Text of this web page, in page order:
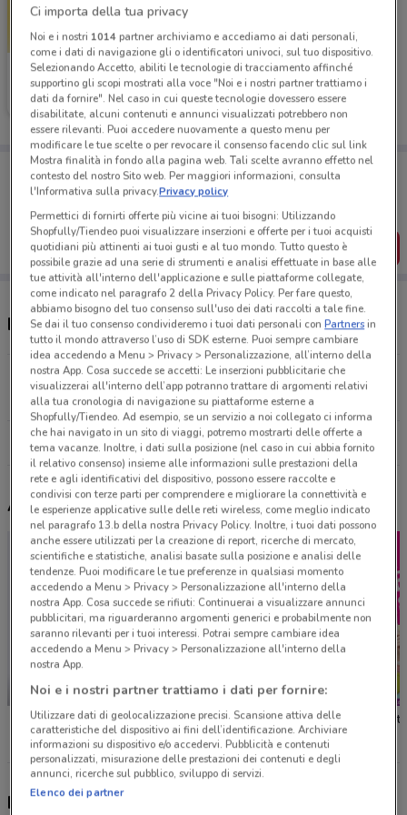
Re Sole
Scade il 19/05 17.8 km
Porta DoveConviene sempre con te!
Puoi trovare le migliori offerte dei negozi vicino a te,
salvarle e creare la tua lista del risparmio, comodamente
dal tuo cellulare.
SCARICA L’APP
Negozi Re Sole a Bergamo
Via del Commercio Antegnate
17.7 km
Tutti i negozi Re Sole
Altri volantini nelle vicinanze
NUOVO
JYSK
-1 GIORNO
Ricci Casa Buffetti
Nuovi prodotti da provare
Ci importa della tua privacy
Noi e i nostri 1014partner archiviamo e accediamo ai dati personali,
come i dati di navigazione gli o identificatori univoci, sul tuo dispositivo.
Selezionando Accetto, abiliti le tecnologie di tracciamento affinché
supportino gli scopi mostrati alla voce "Noi e i nostri partner trattiamo i
dati da fornire". Nel caso in cui queste tecnologie dovessero essere
disabilitate, alcuni contenuti e annunci visualizzati potrebbero non
essere rilevanti. Puoi accedere nuovamente a questo menu per
modificare le tue scelte o per revocare il consenso facendo clic sul link
Mostra finalità in fondo alla pagina web. Tali scelte avranno effetto nel
contesto del nostro Sito web. Per maggiori informazioni, consulta
l'Informativa sulla privacy.Privacy policy
Permettici di fornirti offerte più vicine ai tuoi bisogni: Utilizzando
Shopfully/Tiendeo puoi visualizzare inserzioni e offerte per i tuoi acquisti
quotidiani più attinenti ai tuoi gusti e al tuo mondo. Tutto questo è
possibile grazie ad una serie di strumenti e analisi effettuate in base alle
tue attività all'interno dell'applicazione e sulle piattaforme collegate,
come indicato nel paragrafo 2 della Privacy Policy. Per fare questo,
abbiamo bisogno del tuo consenso sull'uso dei dati raccolti a tale fine.
Se dai il tuo consenso condivideremo i tuoi dati personali conPartnersin
tutto il mondo attraverso l’uso di SDK esterne. Puoi sempre cambiare
idea accedendo a Menu > Privacy > Personalizzazione, all’interno della
nostra App. Cosa succede se accetti: Le inserzioni pubblicitarie che
visualizzerai all'interno dell’app potranno trattare di argomenti relativi
alla tua cronologia di navigazione su piattaforme esterne a
Shopfully/Tiendeo. Ad esempio, se un servizio a noi collegato ci informa
che hai navigato in un sito di viaggi, potremo mostrarti delle offerte a
tema vacanze. Inoltre, i dati sulla posizione (nel caso in cui abbia fornito
il relativo consenso) insieme alle informazioni sulle prestazioni della
rete e agli identificativi del dispositivo, possono essere raccolte e
condivisi con terze parti per comprendere e migliorare la connettività e
le esperienze applicative sulle delle reti wireless, come meglio indicato
nel paragrafo 13.b della nostra Privacy Policy. Inoltre, i tuoi dati possono
anche essere utilizzati per la creazione di report, ricerche di mercato,
scientifiche e statistiche, analisi basate sulla posizione e analisi delle
tendenze. Puoi modificare le tue preferenze in qualsiasi momento
accedendo a Menu > Privacy > Personalizzazione all'interno della
nostra App. Cosa succede se rifiuti: Continuerai a visualizzare annunci
pubblicitari, ma riguarderanno argomenti generici e probabilmente non
saranno rilevanti per i tuoi interessi. Potrai sempre cambiare idea
accedendo a Menu > Privacy > Personalizzazione all'interno della
nostra App.
Noi e i nostri partner trattiamo i dati per fornire:
Utilizzare dati di geolocalizzazione precisi. Scansione attiva delle
caratteristiche del dispositivo ai fini dell’identificazione. Archiviare
informazioni su dispositivo e/o accedervi. Pubblicità e contenuti
personalizzati, misurazione delle prestazioni dei contenuti e degli
annunci, ricerche sul pubblico, sviluppo di servizi.
Elenco dei partner